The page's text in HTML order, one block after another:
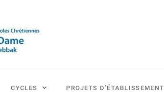
CYCLES PROJETS D’ÉTABLISSEMENT